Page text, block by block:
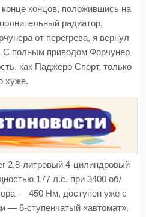
концов, положившись на
радиатор,
от перегрева, я вернул
С полным приводом Форчунер
как Паджеро Спорт, только
хуже.
2,8-литровый 4-цилиндровый
177 л.с. при 3400 об/
— 450 Нм, доступен уже с
— 6-ступенчатый «автомат».